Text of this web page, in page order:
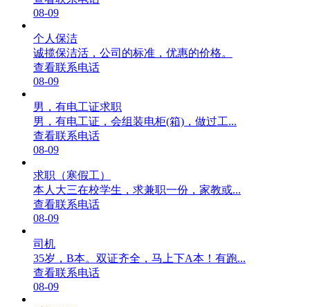
08-09
个人保洁
诚揽保洁活，公司的标准，优惠的价格。
查看联系电话
08-09
男，有电工证求职
男，有电工证，会组装电柜(箱)，做过工...
查看联系电话
08-09
求职（寒假工）
本人大三在校学生，求兼职一份，家教或...
查看联系电话
08-09
司机
35岁，B本。双证齐全，马上下A本！有跑...
查看联系电话
08-09